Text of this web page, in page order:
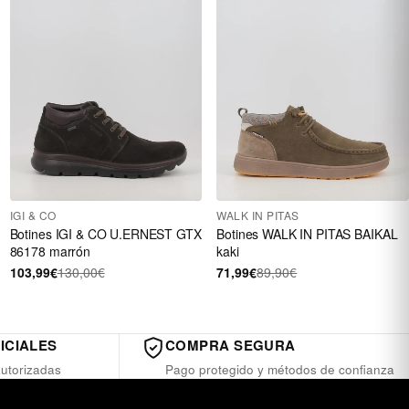
IGI & CO
Botines IGI & CO U.ERNEST GTX
86178 marrón
103,99€130,00€
WALK IN PITAS
Botines WALK IN PITAS BAIKAL
kaki
71,99€89,90€
COMPRA SEGURA
Pago protegido y métodos de confianza